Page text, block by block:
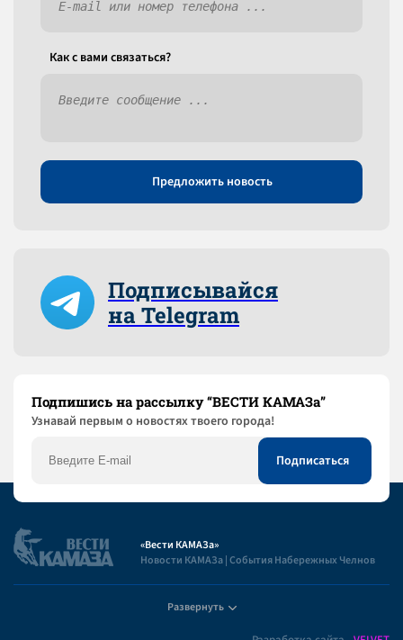
Как c вами связаться?
Предложить новость
Подписывайся
на Telegram
Подпишись на рассылку “ВЕСТИ КАМАЗа”
Узнaвай первым о новостях твоего города!
«Вести КАМАЗа»
Новости КАМАЗа | События Набережных Челнов
Развернуть